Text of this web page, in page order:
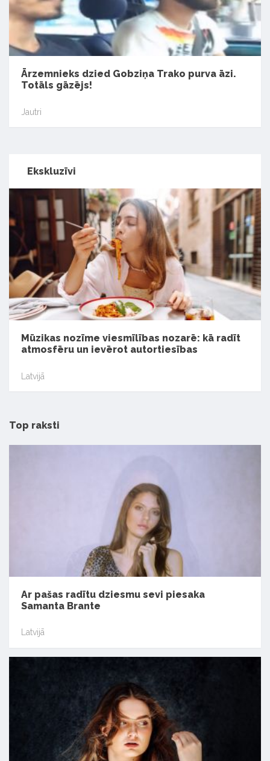
Ārzemnieks dzied Gobziņa Trako purva āzi.
Totāls gāzējs!
Jautri
Ekskluzīvi
Mūzikas nozīme viesmīlības nozarē: kā radīt
atmosfēru un ievērot autortiesības
Latvijā
Top raksti
Ar pašas radītu dziesmu sevi piesaka
Samanta Brante
Latvijā